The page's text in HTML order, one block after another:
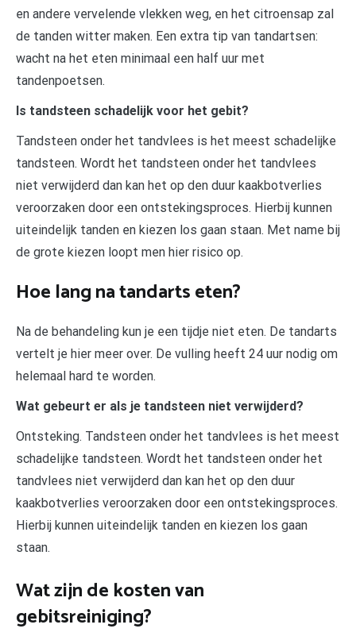
en andere vervelende vlekken weg, en het citroensap zal
de tanden witter maken. Een extra tip van tandartsen:
wacht na het eten minimaal een half uur met
tandenpoetsen.
Is tandsteen schadelijk voor het gebit?
Tandsteen onder het tandvlees is het meest schadelijke
tandsteen. Wordt het tandsteen onder het tandvlees
niet verwijderd dan kan het op den duur kaakbotverlies
veroorzaken door een ontstekingsproces. Hierbij kunnen
uiteindelijk tanden en kiezen los gaan staan. Met name bij
de grote kiezen loopt men hier risico op.
Hoe lang na tandarts eten?
Na de behandeling kun je een tijdje niet eten. De tandarts
vertelt je hier meer over. De vulling heeft 24 uur nodig om
helemaal hard te worden.
Wat gebeurt er als je tandsteen niet verwijderd?
Ontsteking. Tandsteen onder het tandvlees is het meest
schadelijke tandsteen. Wordt het tandsteen onder het
tandvlees niet verwijderd dan kan het op den duur
kaakbotverlies veroorzaken door een ontstekingsproces.
Hierbij kunnen uiteindelijk tanden en kiezen los gaan
staan.
Wat zijn de kosten van
gebitsreiniging?